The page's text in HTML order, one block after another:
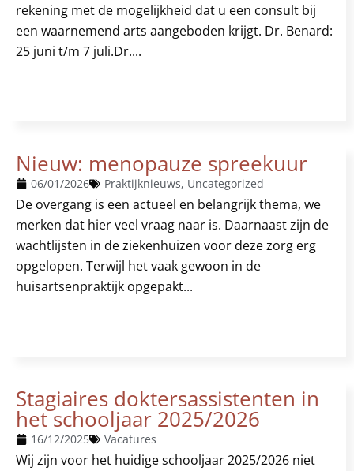
rekening met de mogelijkheid dat u een consult bij
een waarnemend arts aangeboden krijgt. Dr. Benard:
25 juni t/m 7 juli.Dr....
Nieuw: menopauze spreekuur
06/01/2026 Praktijknieuws, Uncategorized
De overgang is een actueel en belangrijk thema, we
merken dat hier veel vraag naar is. Daarnaast zijn de
wachtlijsten in de ziekenhuizen voor deze zorg erg
opgelopen. Terwijl het vaak gewoon in de
huisartsenpraktijk opgepakt...
Stagiaires doktersassistenten in
het schooljaar 2025/2026
16/12/2025 Vacatures
Wij zijn voor het huidige schooljaar 2025/2026 niet